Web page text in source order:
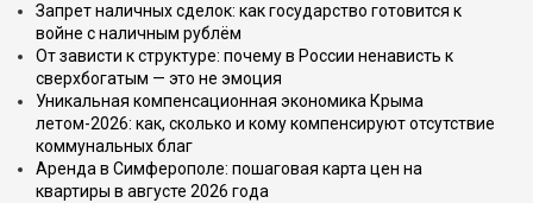
Запрет наличных сделок: как государство готовится к
войне с наличным рублём
От зависти к структуре: почему в России ненависть к
сверхбогатым — это не эмоция
Уникальная компенсационная экономика Крыма
летом-2026: как, сколько и кому компенсируют отсутствие
коммунальных благ
Аренда в Симферополе: пошаговая карта цен на
квартиры в августе 2026 года